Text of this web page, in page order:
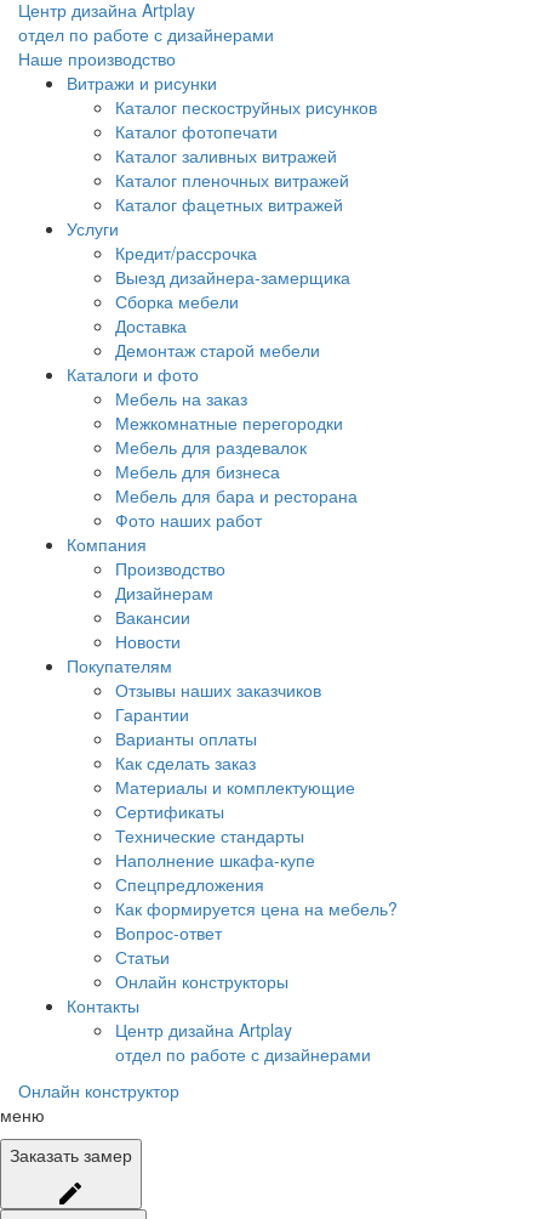
Центр дизайна Artplay
отдел по работе с дизайнерами
Наше производство
Витражи и рисунки
Каталог пескоструйных рисунков
Каталог фотопечати
Каталог заливных витражей
Каталог пленочных витражей
Каталог фацетных витражей
Услуги
Кредит/рассрочка
Выезд дизайнера-замерщика
Сборка мебели
Доставка
Демонтаж старой мебели
Каталоги и фото
Мебель на заказ
Межкомнатные перегородки
Мебель для раздевалок
Мебель для бизнеса
Мебель для бара и ресторана
Фото наших работ
Компания
Производство
Дизайнерам
Вакансии
Новости
Покупателям
Отзывы наших заказчиков
Гарантии
Варианты оплаты
Как сделать заказ
Материалы и комплектующие
Сертификаты
Технические стандарты
Наполнение шкафа-купе
Спецпредложения
Как формируется цена на мебель?
Вопрос-ответ
Статьи
Онлайн конструкторы
Контакты
Центр дизайна Artplay
отдел по работе с дизайнерами
Онлайн конструктор
меню
Заказать замер